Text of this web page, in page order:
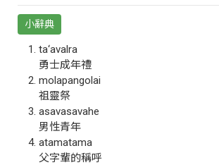
小辭典
ta‘avalra
勇士成年禮
molapangolai
祖靈祭
asavasavahe
男性青年
atamatama
父字輩的稱呼